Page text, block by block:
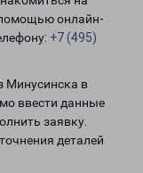
помощью онлайн-
+7 (495)
Минусинска в
ввести данные
заявку.
деталей